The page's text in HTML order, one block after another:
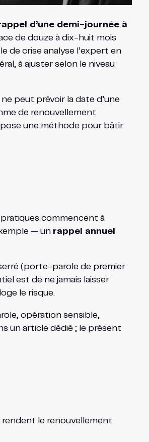
d’une demi-journée à
de douze à dix-huit mois
de crise analyse l’expert en
à ajuster selon le niveau
peut prévoir la date d’une
de renouvellement
une méthode pour bâtir
pratiques commencent à
— un rappel annuel
(porte-parole de premier
est de ne jamais laisser
le risque.
opération sensible,
un article dédié ; le présent
rendent le renouvellement